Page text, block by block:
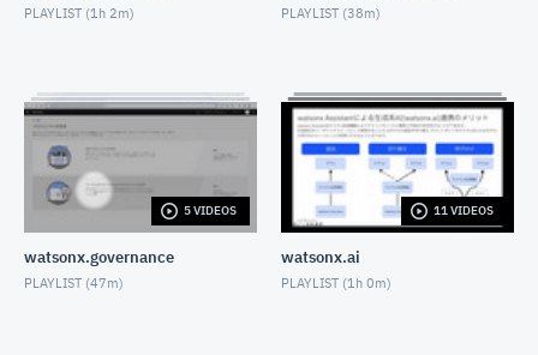
NOVEMBER 10, 2021
CP4D「Watson Knowledge Catalog」を利用したエ
ンタープライズ・データガバナンス (動画3：ガバナン
NOVEMBER 10, 2021
CP4D「Watson Knowledge Catalog」を利用したエ
ンタープライズ・データガバナンス (動画4：カタログ
の共有)
PLAYLIST (1h 2m) PLAYLIST (38m)
5 VIDEOS
watsonx.governance
PLAYLIST (47m)
11 VIDEOS
watsonx.ai
PLAYLIST (1h 0m)